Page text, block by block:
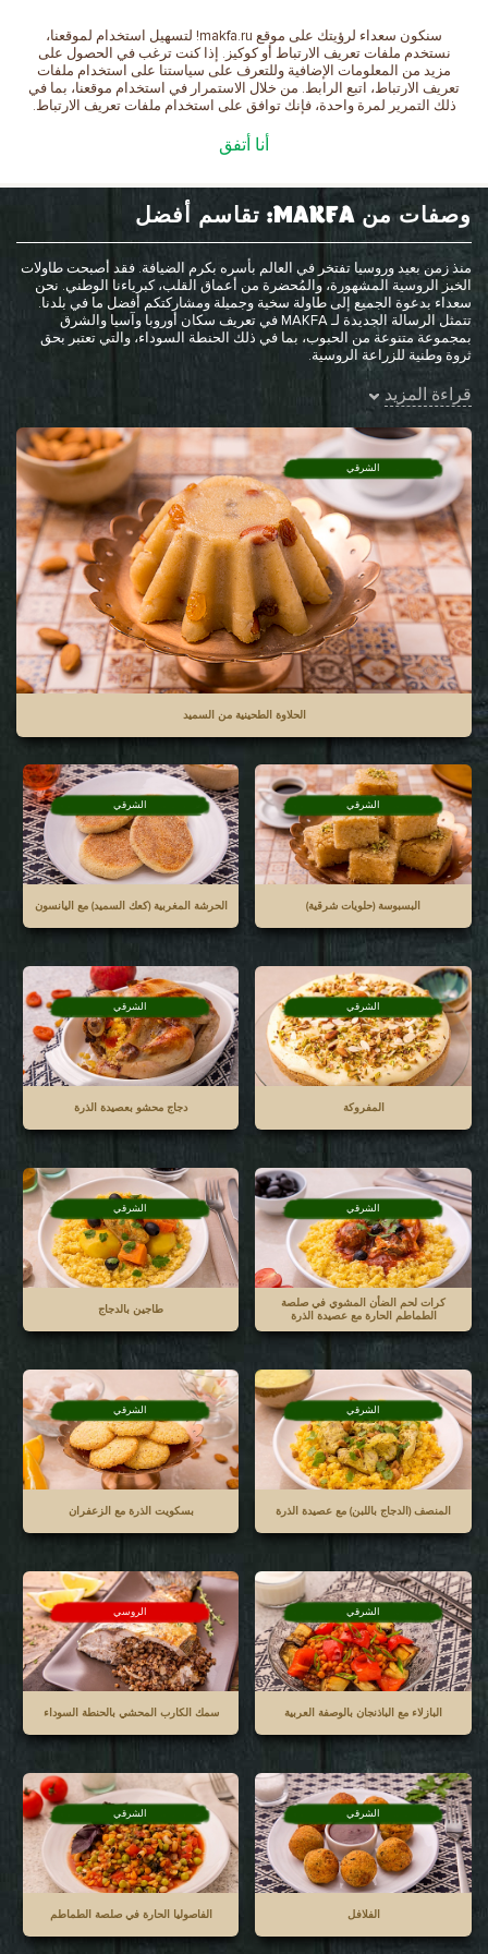
سنكون سعداء لرؤيتك على موقع makfa.ru! لتسهيل استخدام لموقعنا،
نستخدم ملفات تعريف الارتباط أو كوكيز. إذا كنت ترغب في الحصول على
مزيد من المعلومات الإضافية وللتعرف على سياستنا على استخدام ملفات
تعريف الارتباط، اتبع الرابط. من خلال الاستمرار في استخدام موقعنا، بما في
ذلك التمرير لمرة واحدة، فإنك توافق على استخدام ملفات تعريف الارتباط.
أنا أتفق
العربية
الوصفات
وصفات من MAKFA: تقاسم أفضل
منذ زمن بعيد وروسيا تفتخر في العالم بأسره بكرم الضيافة. فقد أصبحت طاولات
الخبز الروسية المشهورة، والمُحضرة من أعماق القلب، كبرياءنا الوطني. نحن
سعداء بدعوة الجميع إلى طاولة سخية وجميلة ومشاركتكم أفضل ما في بلدنا.
تتمثل الرسالة الجديدة لـ MAKFA في تعريف سكان أوروبا وآسيا والشرق
بمجموعة متنوعة من الحبوب، بما في ذلك الحنطة السوداء، والتي تعتبر بحق
ثروة وطنية للزراعة الروسية.
قراءة المزيد
الشرقي
الحلاوة الطحينية من السميد
الشرقي
البسبوسة (حلويات شرقية)
الشرقي
الحرشة المغربية (كعك السميد) مع اليانسون
الشرقي
المفروكة
الشرقي
دجاج محشو بعصيدة الذرة
الشرقي
كرات لحم الضأن المشوي في صلصة
الطماطم الحارة مع عصيدة الذرة
الشرقي
طاجين بالدجاج
الشرقي
المنصف (الدجاج باللبن) مع عصيدة الذرة
الشرقي
بسكويت الذرة مع الزعفران
الشرقي
البازلاء مع الباذنجان بالوصفة العربية
الروسي
سمك الكارب المحشي بالحنطة السوداء
الشرقي
الفلافل
الشرقي
الفاصوليا الحارة في صلصة الطماطم